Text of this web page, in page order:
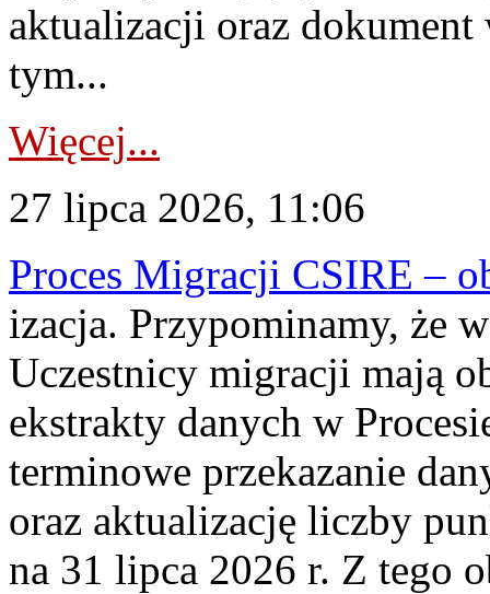
aktualizacji oraz
tym...
Więcej...
27 lipca 2026, 11:06
Proces Migracji CSIRE –
izacja. Przypominamy, że
Uczestnicy migracji mają
ekstrakty danych w
terminowe przekazanie
oraz aktualizację liczby
na 31 lipca 2026 r. Z tego